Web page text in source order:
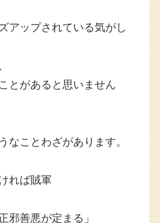
アップされている気がし
とがあると思いません
なことわざがあります。
れば賊軍
邪善悪が定まる」